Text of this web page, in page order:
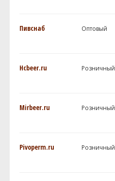
Пивснаб Оптовый
Hcbeer.ru Розничный
Mirbeer.ru Розничный
Pivoperm.ru Розничный